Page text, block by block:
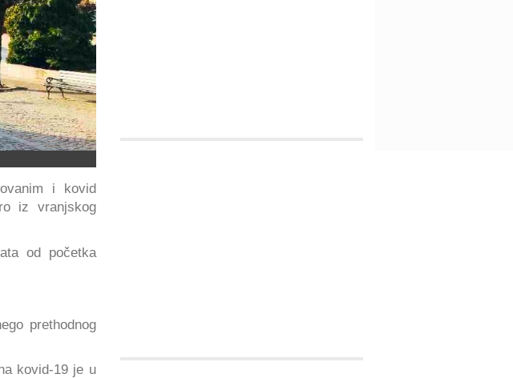
i kovid
iz vranjskog
od početka
prethodnog
kovid-19 je u